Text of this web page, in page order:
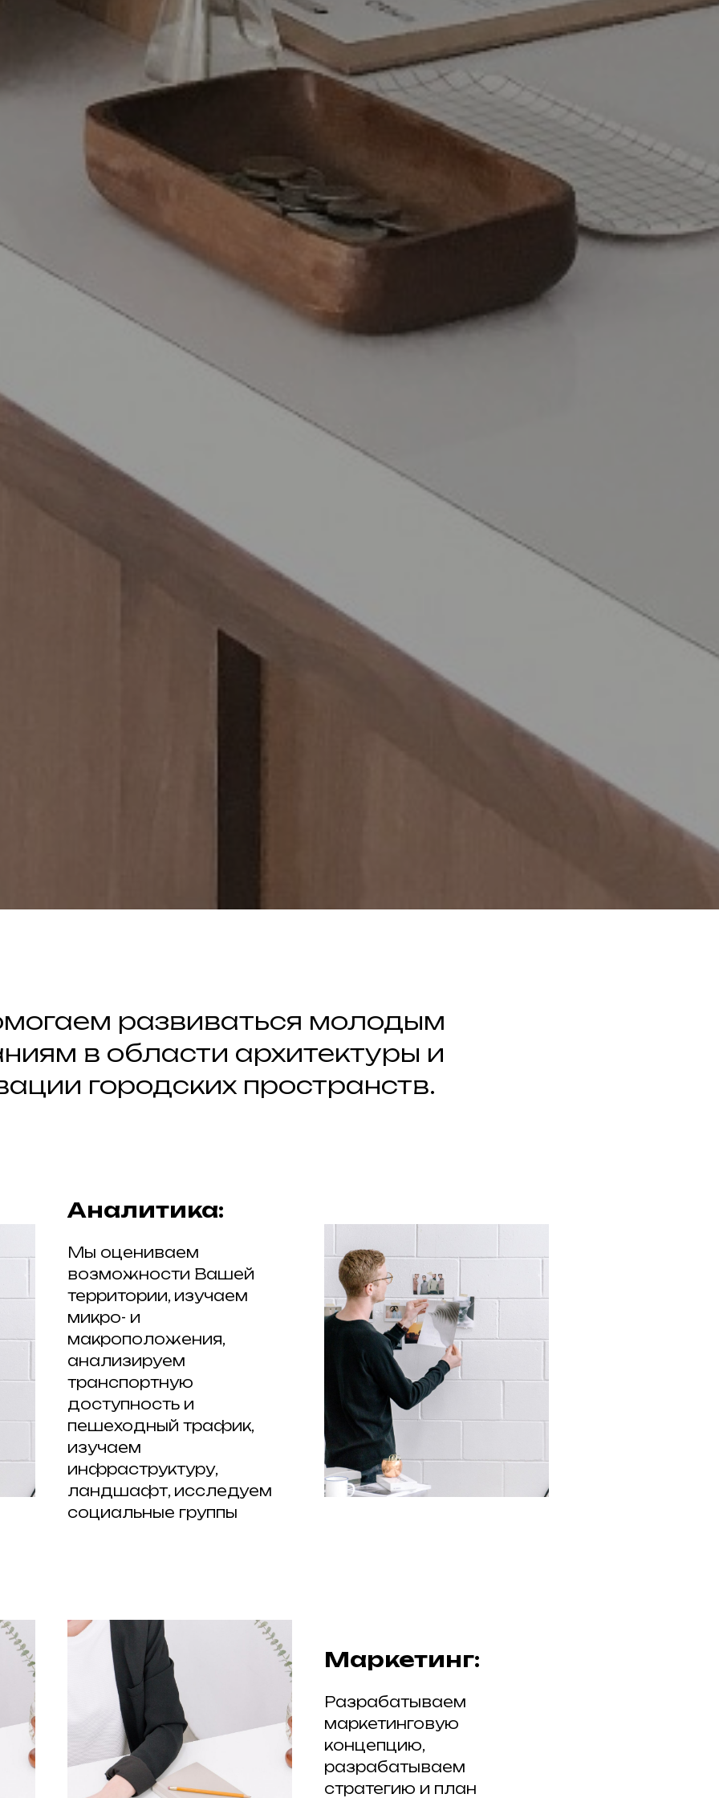
развиваться молодым
в области архитектуры и
городских пространств.
Аналитика:
Мы оцениваем
возможности Вашей
территории, изучаем
микро- и
макроположения,
анализируем
транспортную
доступность и
пешеходный трафик,
изучаем
инфраструктуру,
ландшафт, исследуем
социальные группы
Маркетинг:
Разрабатываем
маркетинговую
концепцию,
разрабатываем
стратегию и план